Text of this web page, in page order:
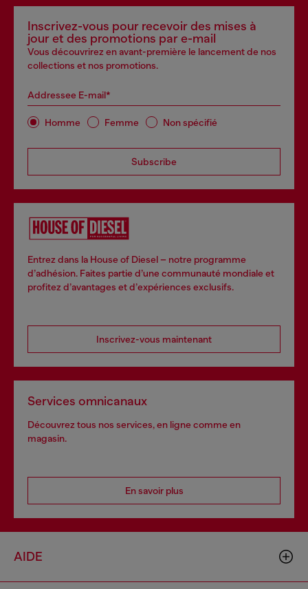
Inscrivez-vous pour recevoir des mises à
jour et des promotions par e-mail
Vous découvrirez en avant-première le lancement de nos
collections et nos promotions.
Addressee E-mail*
Homme Femme Non spécifié
Subscribe
Entrez dans la House of Diesel – notre programme
d’adhésion. Faites partie d’une communauté mondiale et
profitez d’avantages et d’expériences exclusifs.
Inscrivez-vous maintenant
Services omnicanaux
Découvrez tous nos services, en ligne comme en
magasin.
En savoir plus
AIDE